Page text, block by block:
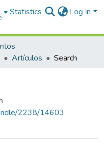
Statistics Log In
Artículos Search
2238/14603